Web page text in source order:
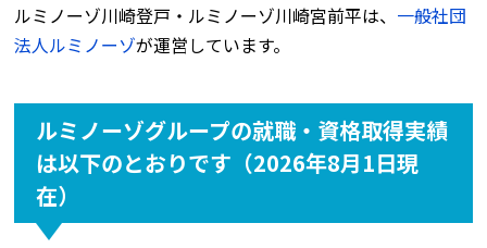
ルミノーゾ川崎登戸・ルミノーゾ川崎宮前平は、 一般社団
法人ルミノーゾが運営しています。
ルミノーゾグループの就職・資格取得実績
は以下のとおりです（2026年8月1日現
在）